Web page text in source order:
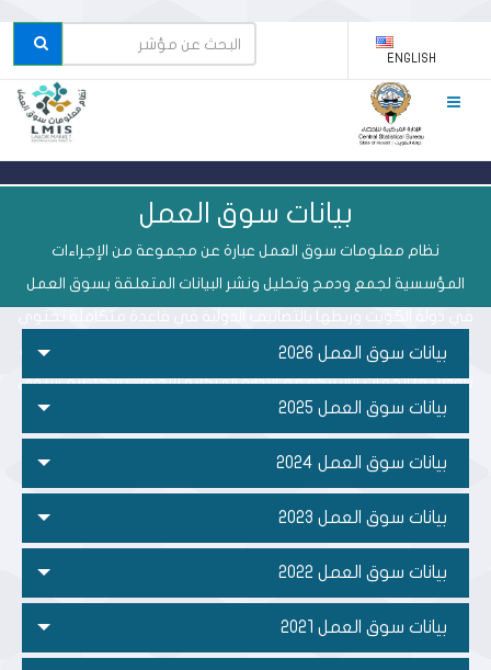
ENGLISH
بيانات سوق العمل
نظام معلومات سوق العمل عبارة عن مجموعة من الإجراءات
المؤسسية لجمع ودمج وتحليل ونشر البيانات المتعلقة بسوق العمل
على بيانات سجليه الكترونية تدمج البيانات المتصلة بسوق العمل والتي
تزودنا بها الجهات الشريكة مع الإدارة المركزية للإحصاء بشكل ربع سنوي
لإعداد التقارير.
بيانات سوق العمل 2026
بيانات سوق العمل 2025
بيانات سوق العمل 2024
بيانات سوق العمل 2023
بيانات سوق العمل 2022
بيانات سوق العمل 2021